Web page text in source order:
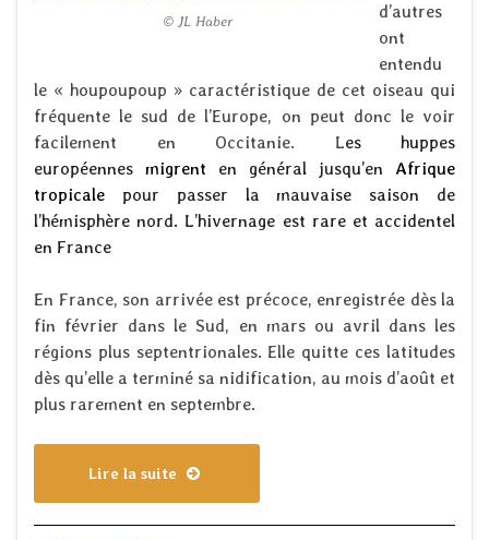
© JL Haber
d’autres
ont
entendu
le « houpoupoup » caractéristique de cet oiseau qui
fréquente le sud de l’Europe, on peut donc le voir
facilement en Occitanie. Les huppes
européennes migrent en général jusqu’en Afrique
tropicale pour passer la mauvaise saison de
l’hémisphère nord. L’hivernage est rare et accidentel
en France
En France, son arrivée est précoce, enregistrée dès la
fin février dans le Sud, en mars ou avril dans les
régions plus septentrionales. Elle quitte ces latitudes
dès qu’elle a terminé sa nidification, au mois d’août et
plus rarement en septembre.
Lire la suite